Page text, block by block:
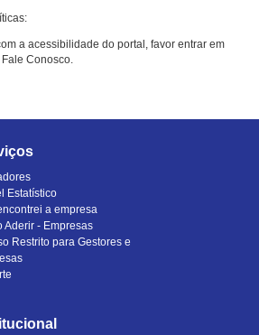
a acessibilidade do portal, favor entrar em
Conosco.
Estatístico
a empresa
Aderir - Empresas
Restrito para Gestores e